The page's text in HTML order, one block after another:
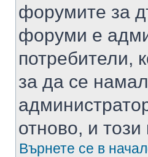
форумите за
форуми е
потребители,
за да се
отново, и
Върнете се в